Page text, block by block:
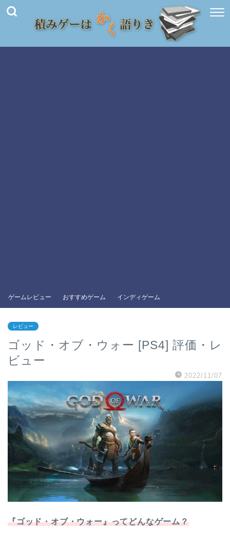
ゲームレビュー おすすめゲーム インディゲーム
レビュー
ゴッド・オブ・ウォー [PS4] 評価・レ
ビュー
2022/11/07
『ゴッド・オブ・ウォー』ってどんなゲーム？